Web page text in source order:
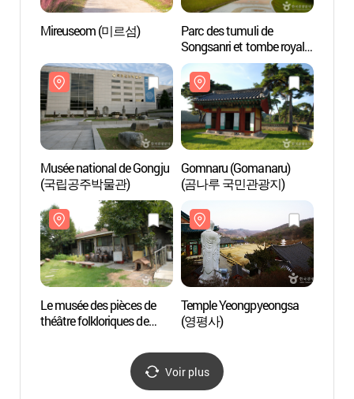
Mireuseom (미르섬)
Parc des tumuli de
Songsanri et tombe royale
de Muryeongwangneung
(patrimoine de l'Unesco)
(송산리 고분군과
무령왕릉 [유네스코
세계문화유산])
Musée national de Gongju
(국립공주박물관)
Gomnaru (Gomanaru)
(곰나루 국민관광지)
Le musée des pièces de
théâtre folkloriques de
(공주민속극박물관)
Temple Yeongpyeongsa
(영평사)
Voir plus